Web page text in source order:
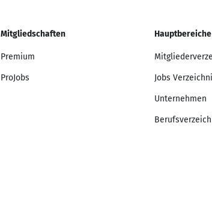
Mitgliedschaften
Premium
ProJobs
Hauptbereiche
Jobs
Unternehmen